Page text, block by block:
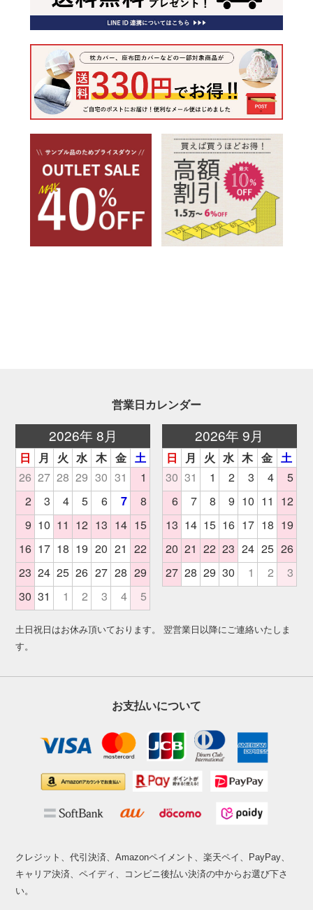
営業日カレンダー
土日祝日はお休み頂いております。 翌営業日以降にご連絡いたしま
す。
お支払いについて
クレジット、代引決済、Amazonペイメント、楽天ペイ、PayPay、
キャリア決済、ペイディ、コンビニ後払い決済の中からお選び下さ
い。